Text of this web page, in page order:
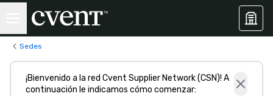
Sedes
¡Bienvenido a la red Cvent Supplier Network (CSN)! A
continuación le indicamos cómo comenzar: